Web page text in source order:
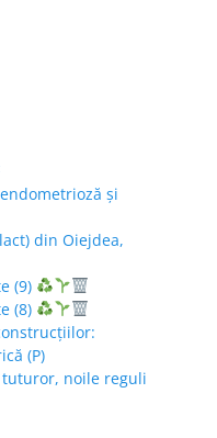
și
din Oiejdea,
(9)
(8)
(P)
noile reguli